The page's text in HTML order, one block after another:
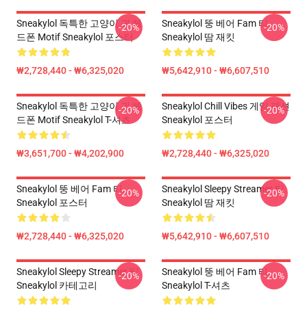
Sneakylol 독특한 고양이 귀 헤
드폰 Motif Sneakylol 포스터
₩2,728,440 - ₩6,325,020
-20%
Sneakylol 뚱 베어 Fam 티
Sneakylol 땀 재킷
₩5,642,910 - ₩6,607,510
-20%
Sneakylol 독특한 고양이 귀 헤
드폰 Motif Sneakylol T-셔츠
₩3,651,700 - ₩4,202,900
-20%
Sneakylol Chill Vibes 게임 패션
Sneakylol 포스터
₩2,728,440 - ₩6,325,020
-20%
Sneakylol 뚱 베어 Fam 티
Sneakylol 포스터
₩2,728,440 - ₩6,325,020
-20%
Sneakylol Sleepy Streamer 티
Sneakylol 땀 재킷
₩5,642,910 - ₩6,607,510
-20%
Sneakylol Sleepy Streamer 티
Sneakylol 카테고리
-20%
Sneakylol 뚱 베어 Fam 티
Sneakylol T-셔츠
-20%